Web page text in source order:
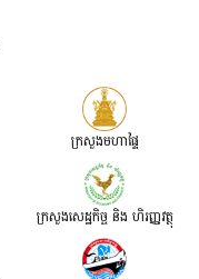
ក្រសួងមហាផ្ទៃ
ក្រសួង​សេដ្ឋកិច្ច និង ហិរញ្ញវត្ថុ